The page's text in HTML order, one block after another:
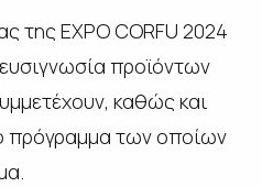
της EXPO CORFU 2024
προϊόντων
καθώς και
πρόγραμμα των οποίων